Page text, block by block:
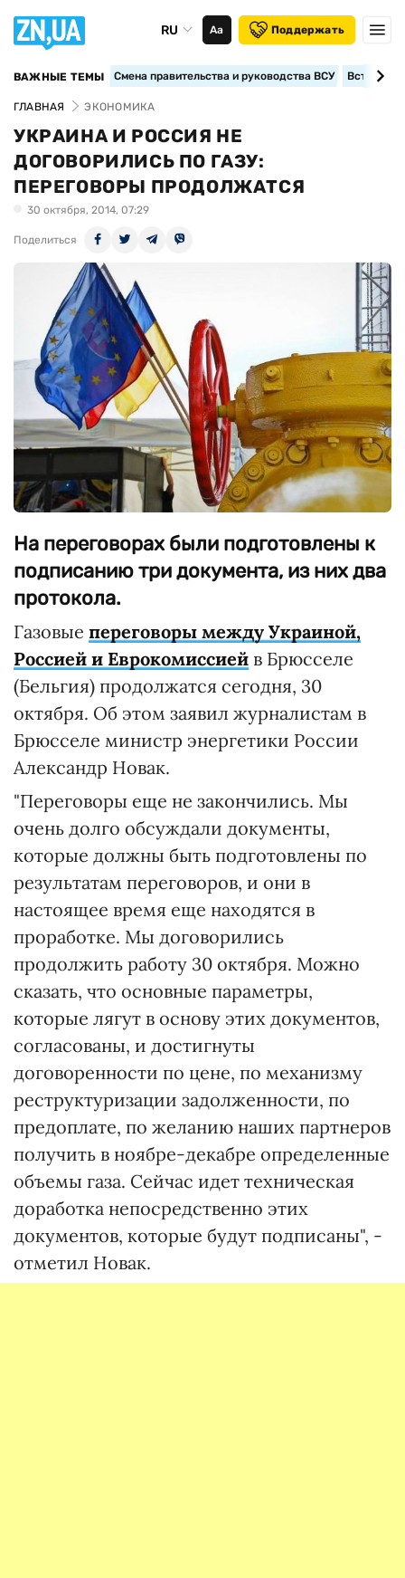
RU Аа Поддержать
ВАЖНЫЕ ТЕМЫ Смена правительства и руководства ВСУ
ГЛАВНАЯ ЭКОНОМИКА
УКРАИНА И РОССИЯ НЕ
ДОГОВОРИЛИСЬ ПО ГАЗУ:
ПЕРЕГОВОРЫ ПРОДОЛЖАТСЯ
30 октября, 2014, 07:29
Поделиться
На переговорах были подготовлены к
подписанию три документа, из них два
протокола.
Газовые переговоры между Украиной,
Россией и Еврокомиссией в Брюсселе
(Бельгия) продолжатся сегодня, 30
октября. Об этом заявил журналистам в
Брюсселе министр энергетики России
Александр Новак.
"Переговоры еще не закончились. Мы
очень долго обсуждали документы,
которые должны быть подготовлены по
результатам переговоров, и они в
настоящее время еще находятся в
проработке. Мы договорились
продолжить работу 30 октября. Можно
сказать, что основные параметры,
которые лягут в основу этих документов,
согласованы, и достигнуты
договоренности по цене, по механизму
реструктуризации задолженности, по
предоплате, по желанию наших партнеров
получить в ноябре-декабре определенные
объемы газа. Сейчас идет техническая
доработка непосредственно этих
документов, которые будут подписаны", -
отметил Новак.